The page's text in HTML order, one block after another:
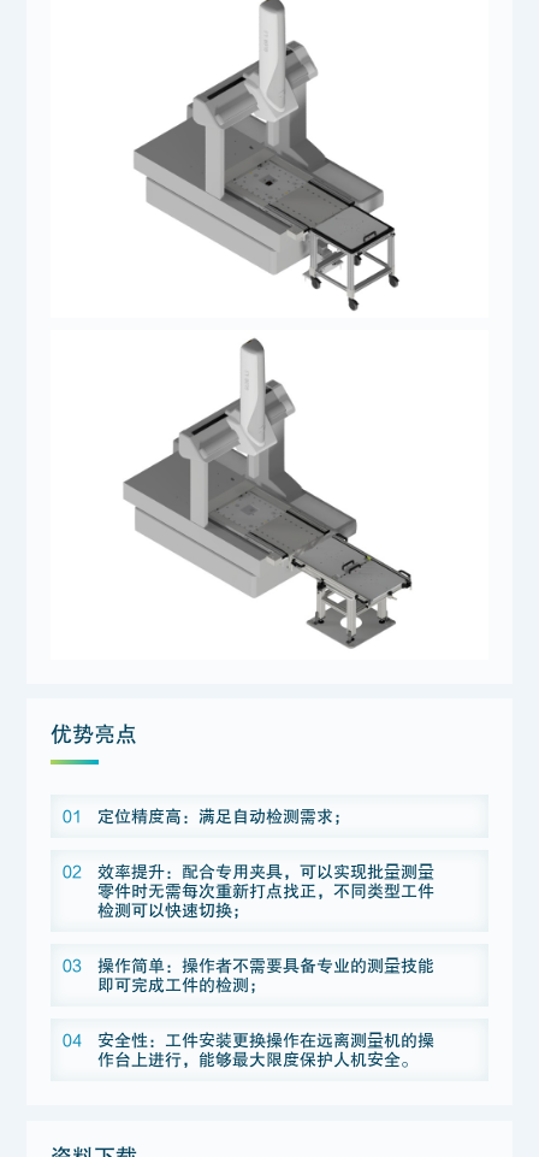
优势亮点
01 定位精度高：满足自动检测需求；
02
效率提升：配合专用夹具，可以实现批量测量
零件时无需每次重新打点找正，不同类型工件
检测可以快速切换；
03
操作简单：操作者不需要具备专业的测量技能
即可完成工件的检测；
04
安全性：工件安装更换操作在远离测量机的操
作台上进行，能够最大限度保护人机安全。